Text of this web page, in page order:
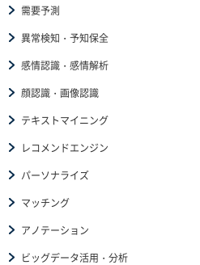
需要予測
異常検知・予知保全
感情認識・感情解析
顔認識・画像認識
テキストマイニング
レコメンドエンジン
パーソナライズ
マッチング
アノテーション
ビッグデータ活用・分析